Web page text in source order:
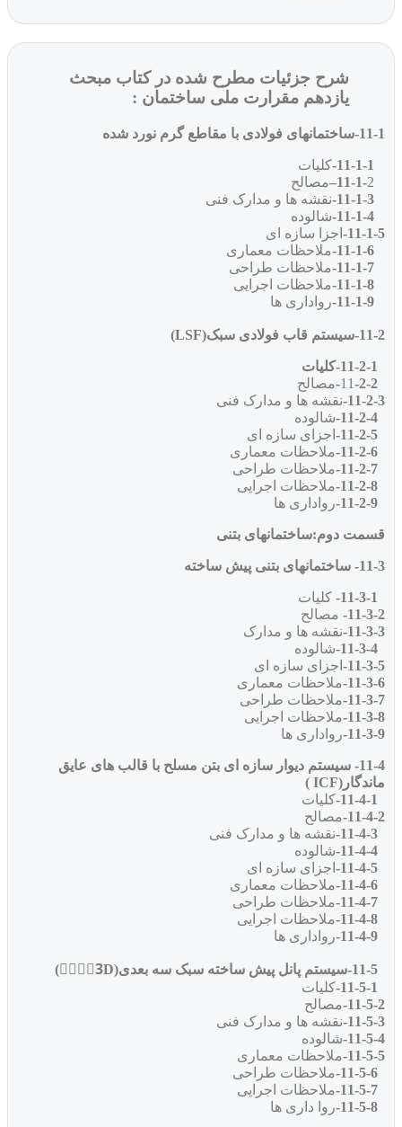
شرح جزئیات مطرح شده در کتاب مبحث
یازدهم مقرارت ملی ساختمان :
11-1-ساختمانهای فولادی با مقاطع گرم نورد شده
کلیات
2
–مصالح
نقشه ها و مدارک فنی
شالوده
11-1-5-
اجزا سازه ای
ملاحظات معماری
ملاحظات طراحی
ملاحظات اجرایی
رواداری ها
11-2-سیستم قاب فولادی سبک(LSF)
-2-2-
مصالح
11-2-3- نقشه ها و مدارک فنی
شالوده
اجزای سازه ای
ملاحظات معماری
ملاحظات طراحی
ملاحظات اجرایی
رواداری ها
قسمت دوم:ساختمانهای بتنی
11-3- ساختمانهای بتنی پیش ساخته
11-3-1- کلیات
11-3-2-
مصالح
11-3-3- نقشه ها و مدارک
شالوده
11-3-5-
اجزای سازه ای
11-3-6- ملاحظات معماری
11-3-7- ملاحظات طراحی
11-3-8- ملاحظات اجرایی
11-3-9- رواداری ها
11-4- سیستم دیوار سازه ای بتن مسلح با قالب های عایق
ماندگار(ICF )
11-4-1- کلیات
11-4-2- مصالح
نقشه ها و مدارک فنی
شالوده
اجزای سازه ای
ملاحظات معماری
ملاحظات طراحی
ملاحظات اجرایی
رواداری ها
11-5-سیستم پانل پیش ساخته سبک سه بعدی(3ِِِِD)
11-5-1- کلیات
11-5-2- مصالح
11-5-3- نقشه ها و مدارک فنی
11-5-4- شالوده
11-5-5- ملاحظات معماری
ملاحظات طراحی
ملاحظات اجرایی
روا داری ها